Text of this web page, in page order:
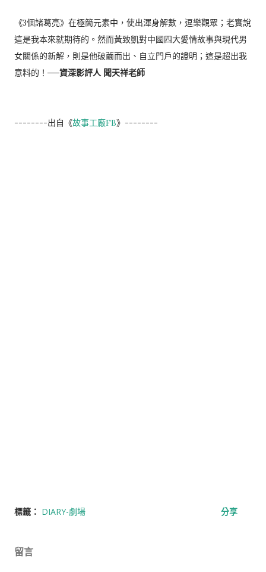
《3個諸葛亮》在極簡元素中，使出渾身解數，逗樂觀眾；老實說
這是我本來就期待的。然而黃致凱對中國四大愛情故事與現代男
女關係的新解，則是他破繭而出、自立門戶的證明；這是超出我
意料的！──資深影評人 聞天祥老師
--------出自《故事工廠FB》--------
標籤： DIARY-劇場 分享
留言